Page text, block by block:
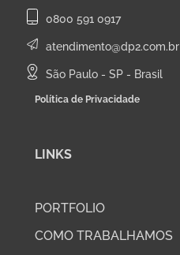
0800 591 0917
atendimento@dp2.com.br
São Paulo - SP - Brasil
Política de Privacidade
LINKS
PORTFOLIO
COMO TRABALHAMOS